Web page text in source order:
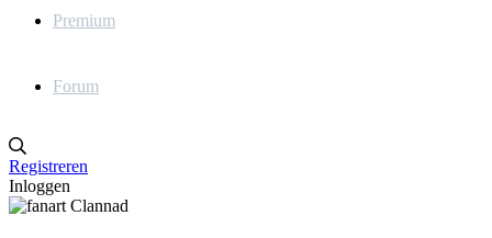
Premium
Forum
Registreren
Inloggen